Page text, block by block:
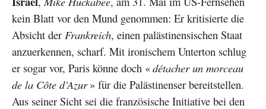
kein Blatt vor den Mund genommen: Er kritisierte die
Absicht der Frankreich, einen palästinensischen Staat
anzuerkennen, scharf. Mit ironischem Unterton schlug
er sogar vor, Paris könne doch «détacher un morceau
de la Côte d’Azur» für die Palästinenser bereitstellen.
Aus seiner Sicht sei die französische Initiative bei den